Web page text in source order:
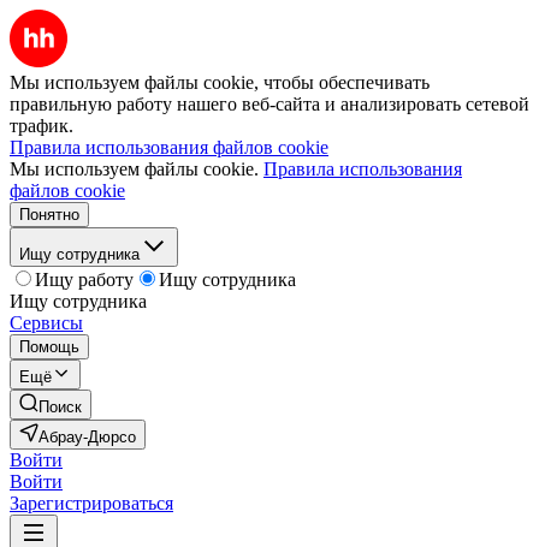
Мы используем файлы cookie, чтобы обеспечивать
правильную работу нашего веб-сайта и анализировать сетевой
трафик.
Правила использования файлов cookie
Мы используем файлы cookie. Правила использования
файлов cookie
Понятно
Ищу сотрудника
Ищу работу
Ищу сотрудника
Ищу сотрудника
Сервисы
Помощь
Ещё
Поиск
Абрау-Дюрсо
Войти
Войти
Зарегистрироваться